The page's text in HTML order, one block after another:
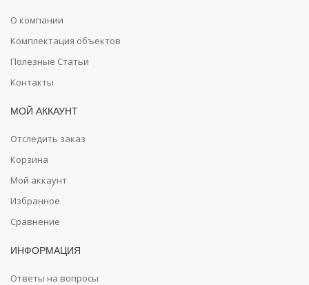
О компании
Комплектация объектов
Полезные Статьи
Контакты
МОЙ АККАУНТ
Отследить заказ
Корзина
Мой аккаунт
Избранное
Сравнение
ИНФОРМАЦИЯ
Ответы на вопросы